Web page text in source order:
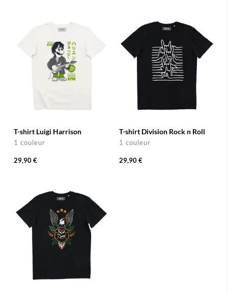
T-shirt Luigi Harrison
1 couleur
29,90 €
T-shirt Division Rock n Roll
1 couleur
29,90 €